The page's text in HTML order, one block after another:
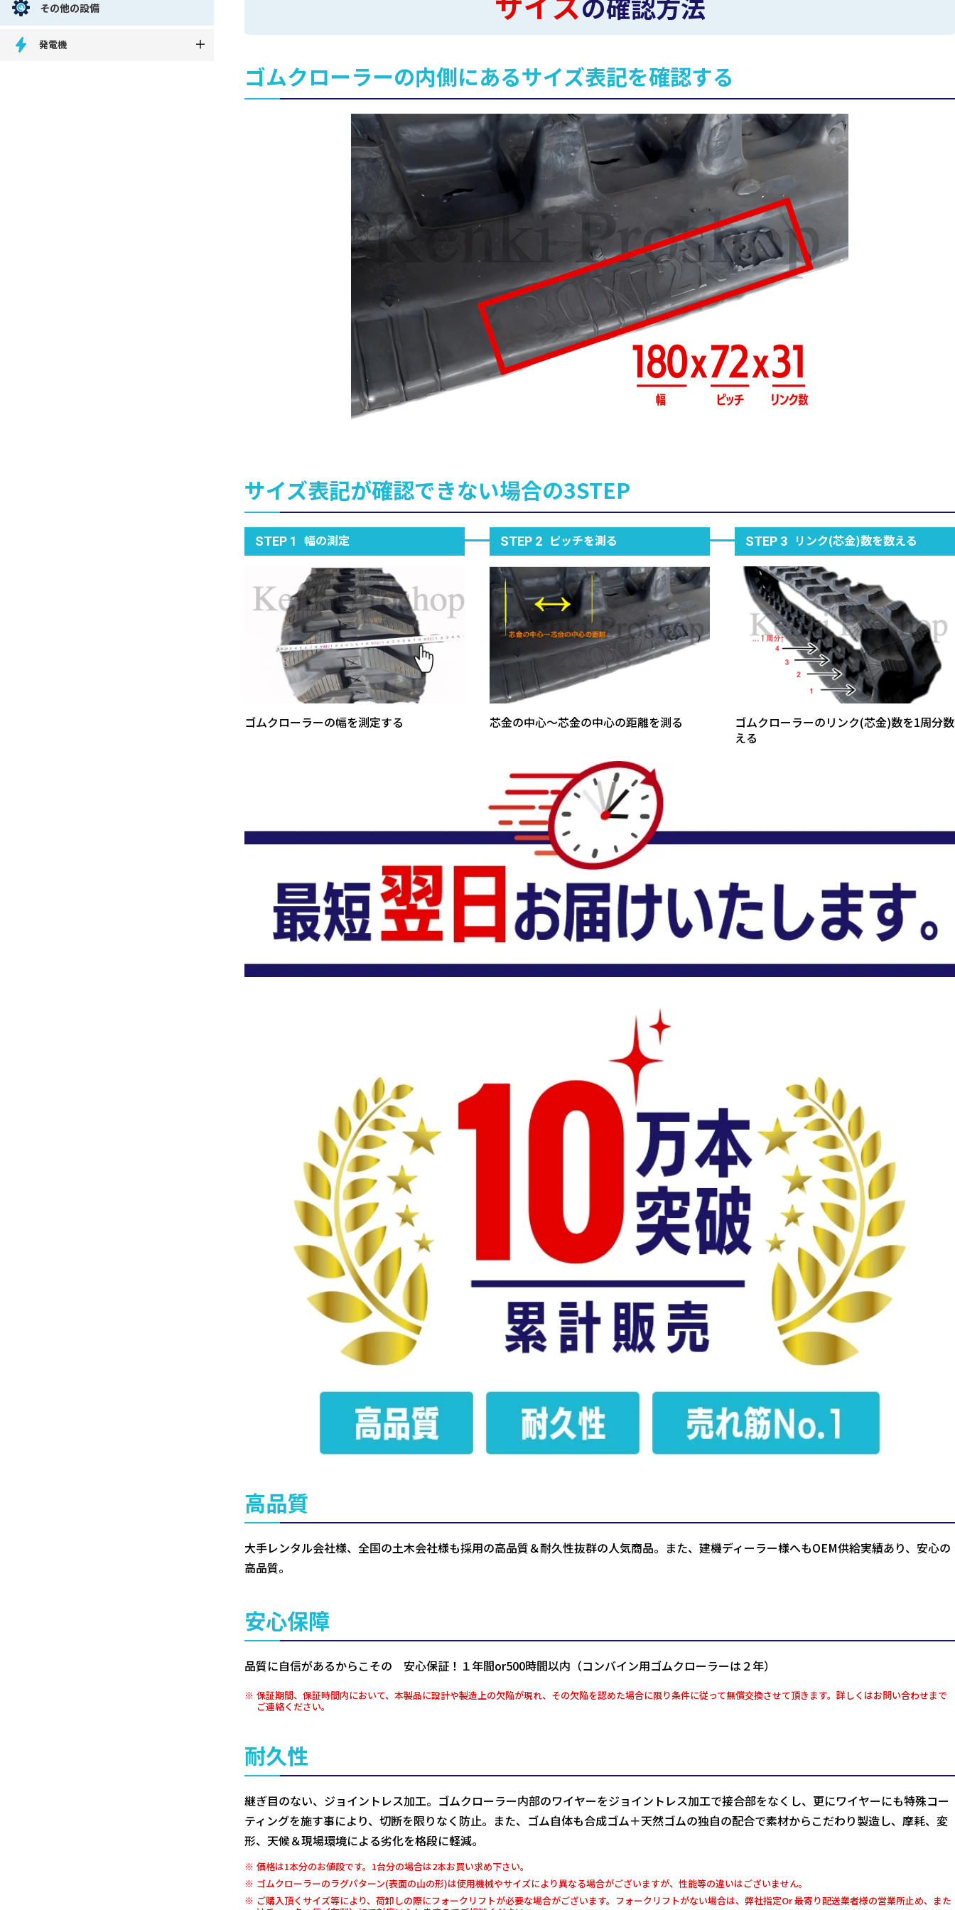
ゴムクローラーの内側にあるサイズ表記を確認する
サイズ表記が確認できない場合の3STEP
STEP 1 幅の測定
ゴムクローラーの幅を測定する
STEP 2 ピッチを測る
芯金の中心～芯金の中心の距離を測る
STEP 3 リンク(芯金)数を数える
ゴムクローラーのリンク(芯金)数を1周分数
える
高品質
大手レンタル会社様、全国の土木会社様も採用の高品質＆耐久性抜群の人気商品。また、建機ディーラー様へもOEM供給実績あり、安心の
高品質。
安心保障
品質に自信があるからこその 安心保証！１年間or500時間以内（コンバイン用ゴムクローラーは２年）
保証期間、保証時間内において、本製品に設計や製造上の欠陥が現れ、その欠陥を認めた場合に限り条件に従って無償交換させて頂きます。詳しくはお問い合わせまで
ご連絡ください。
耐久性
継ぎ目のない、ジョイントレス加工。ゴムクローラー内部のワイヤーをジョイントレス加工で接合部をなくし、更にワイヤーにも特殊コー
ティングを施す事により、切断を限りなく防止。また、ゴム自体も合成ゴム＋天然ゴムの独自の配合で素材からこだわり製造し、摩耗、変
形、天候＆現場環境による劣化を格段に軽減。
価格は1本分のお値段です。1台分の場合は2本お買い求め下さい。
ゴムクローラーのラグパターン(表面の山の形)は使用機械やサイズにより異なる場合がございますが、性能等の違いはございません。
ご購入頂くサイズ等により、荷卸しの際にフォークリフトが必要な場合がございます。フォークリフトがない場合は、弊社指定Or 最寄り配送業者様の営業所止め、また
その他の設備
発電機